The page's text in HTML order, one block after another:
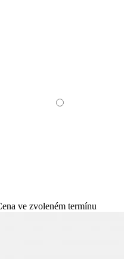
ve zvoleném termínu